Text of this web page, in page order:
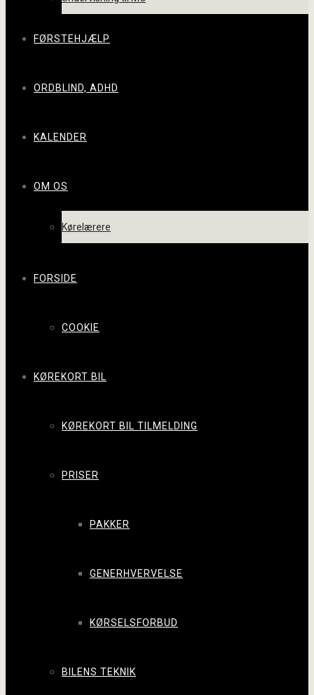
FØRSTEHJÆLP
ORDBLIND, ADHD
KALENDER
OM OS
Kørelærere
FORSIDE
COOKIE
KØREKORT BIL
KØREKORT BIL TILMELDING
PRISER
PAKKER
GENERHVERVELSE
KØRSELSFORBUD
BILENS TEKNIK